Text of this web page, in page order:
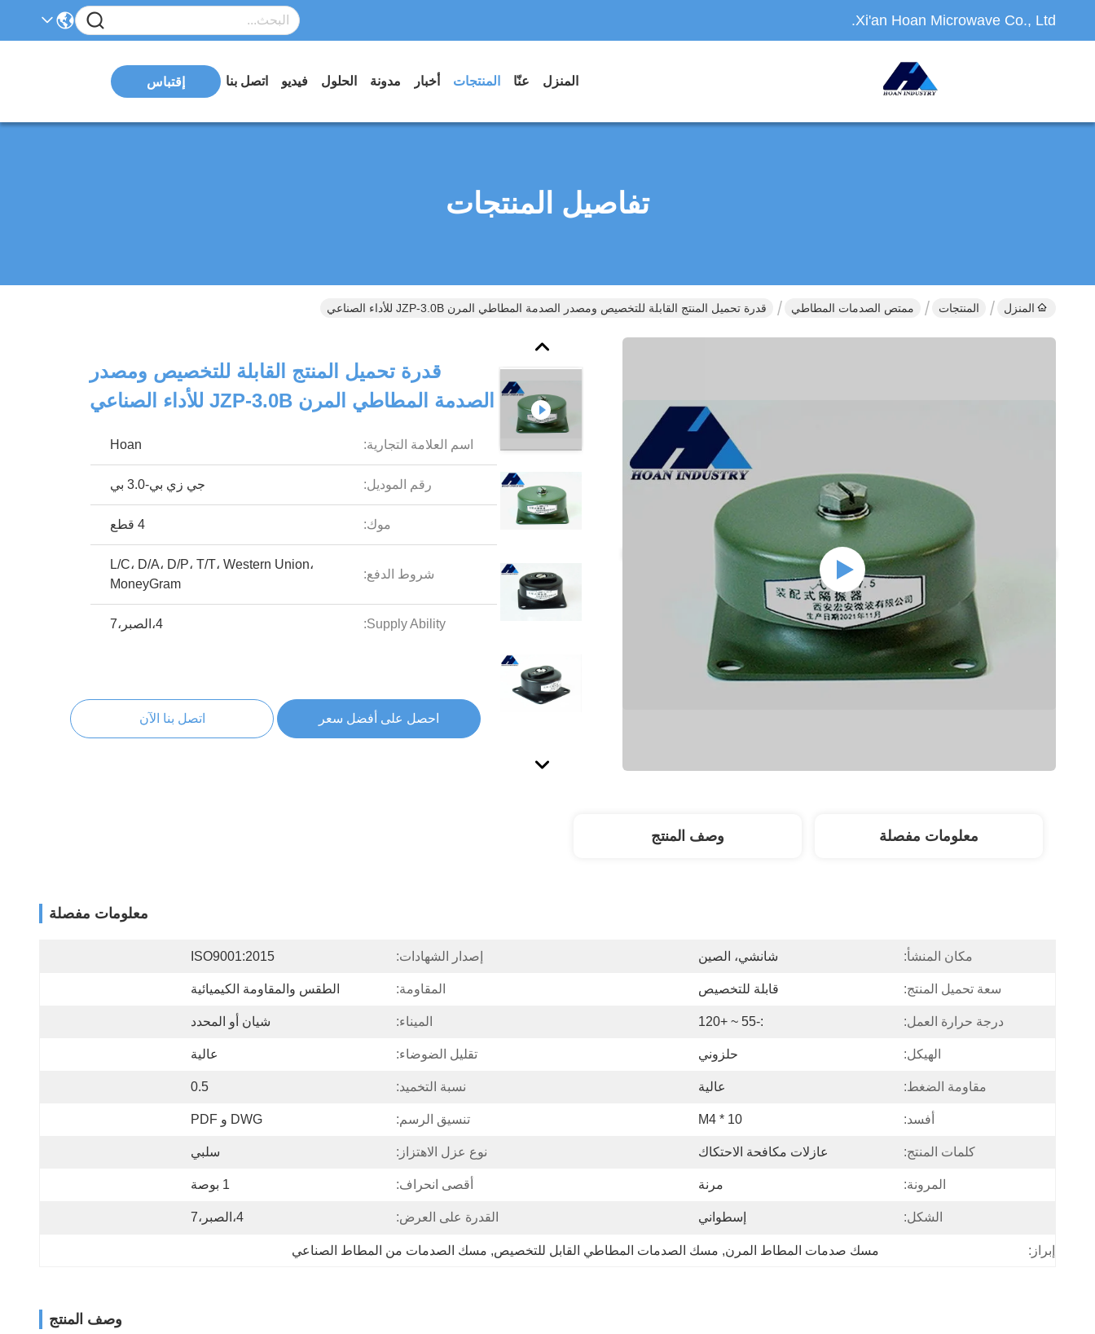
Xi'an Hoan Microwave Co., Ltd.
المنزل عنّا المنتجات أخبار مدونة الحلول فيديو اتصل بنا إقتباس
تفاصيل المنتجات
المنزل المنتجات ممتص الصدمات المطاطي قدرة تحميل المنتج القابلة للتخصيص ومصدر الصدمة المطاطي المرن JZP-3.0B للأداء الصناعي
قدرة تحميل المنتج القابلة للتخصيص ومصدر
الصدمة المطاطي المرن JZP-3.0B للأداء الصناعي
اسم العلامة التجارية: Hoan
رقم الموديل: جي زي بي-3.0 بي
موك: 4 قطع
شروط الدفع:
L/C، D/A، D/P، T/T، Western Union،
MoneyGram
Supply Ability: 4،الصبر،7
احصل على أفضل سعر اتصل بنا الآن
معلومات مفصلة وصف المنتج
معلومات مفصلة
مكان المنشأ: شانشي، الصين إصدار الشهادات: ISO9001:2015
سعة تحميل المنتج: قابلة للتخصيص المقاومة: الطقس والمقاومة الكيميائية
درجة حرارة العمل: :-55 ~ +120 الميناء: شيان أو المحدد
الهيكل: حلزوني تقليل الضوضاء: عالية
مقاومة الضغط: عالية نسبة التخميد: 0.5
أفسد: M4 * 10 تنسيق الرسم: DWG و PDF
كلمات المنتج: عازلات مكافحة الاحتكاك نوع عزل الاهتزاز: سلبي
المرونة: مرنة أقصى انحراف: 1 بوصة
الشكل: إسطواني القدرة على العرض: 4،الصبر،7
إبراز: مسك صدمات المطاط المرن, مسك الصدمات المطاطي القابل للتخصيص, مسك الصدمات من المطاط الصناعي
وصف المنتج